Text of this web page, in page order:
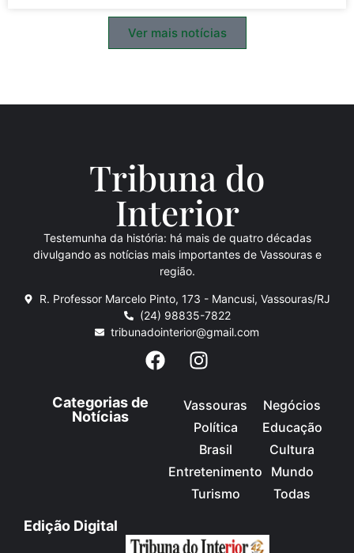
Ver mais notícias
Tribuna do
Interior
Testemunha da história: há mais de quatro décadas
divulgando as notícias mais importantes de Vassouras e
região.
R. Professor Marcelo Pinto, 173 - Mancusi, Vassouras/RJ
(24) 98835-7822
tribunadointerior@gmail.com
Categorias de
Notícias
Vassouras
Política
Brasil
Entretenimento
Turismo
Negócios
Educação
Cultura
Mundo
Todas
Edição Digital